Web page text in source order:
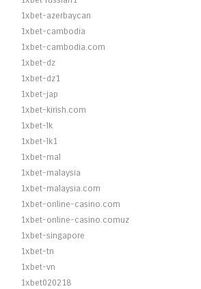
1xbet-azerbaycan
1xbet-cambodia
1xbet-cambodia.com
1xbet-dz
1xbet-dz1
1xbet-jap
1xbet-kirish.com
1xbet-lk
1xbet-lk1
1xbet-mal
1xbet-malaysia
1xbet-malaysia.com
1xbet-online-casino.com
1xbet-online-casino.comuz
1xbet-singapore
1xbet-tn
1xbet-vn
1xbet020218